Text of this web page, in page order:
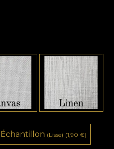
Échantillon (Lisse) (1,90 €)